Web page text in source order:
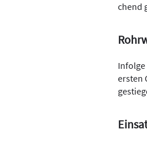
chend
ersten